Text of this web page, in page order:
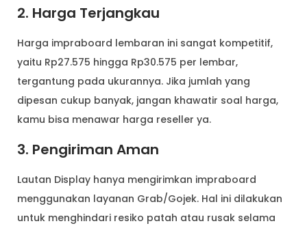
2. Harga Terjangkau
Harga impraboard lembaran ini sangat kompetitif,
yaitu Rp27.575 hingga Rp30.575 per lembar,
tergantung pada ukurannya. Jika jumlah yang
dipesan cukup banyak, jangan khawatir soal harga,
kamu bisa menawar harga reseller ya.
3. Pengiriman Aman
Lautan Display hanya mengirimkan impraboard
menggunakan layanan Grab/Gojek. Hal ini dilakukan
untuk menghindari resiko patah atau rusak selama